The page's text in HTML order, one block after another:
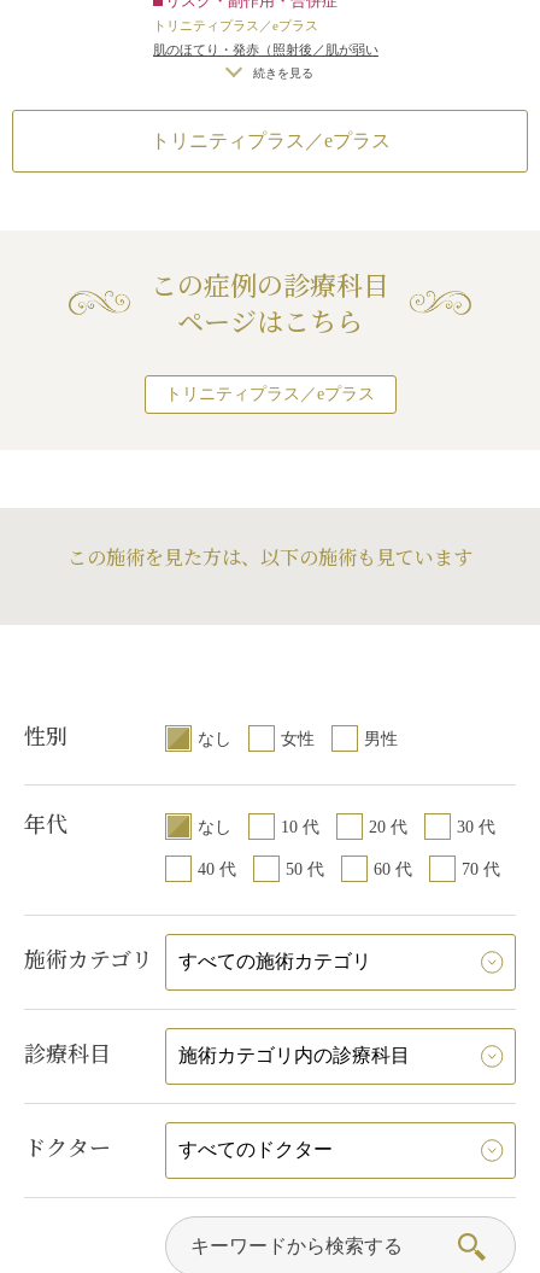
トリニティプラス／eプラス
肌のほてり・発赤（照射後／肌が弱い
方・敏感肌の方）続きを見る
トリニティプラス／eプラス
この症例の診療科目
ページはこちら
トリニティプラス／eプラス
この施術を見た方は、以下の施術も見ています
性別 なし 女性 男性
年代 なし 10 代 20 代 30 代
40 代 50 代 60 代 70 代
施術カテゴリ
診療科目
ドクター